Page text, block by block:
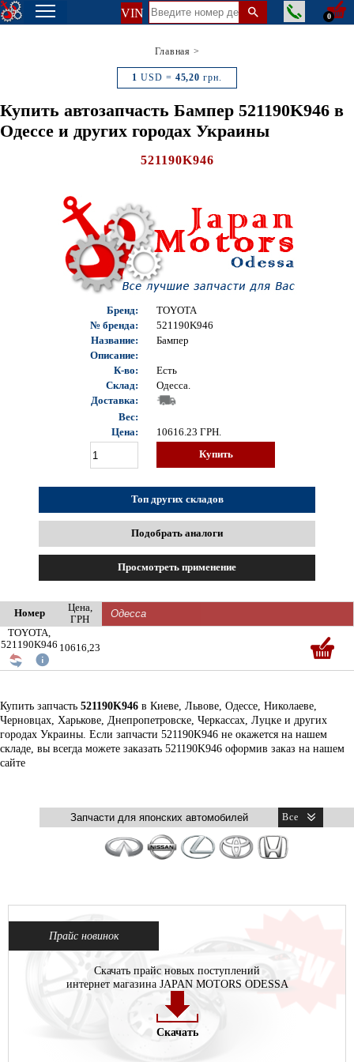
VIN 0
Главная >
1 USD = 45,20 грн.
Купить автозапчасть Бампер 521190K946 в
Одессе и других городах Украины
521190K946
Бренд:
TOYOTA
№ бренда:
521190K946
Название:
Бампер
Описание:
К-во:
Есть
Склад:
Одесса.
Доставка:
Вес:
Цена:
10616.23 ГРН.
Купить
Топ других складов
Подобрать аналоги
Просмотреть применение
Номер
Цена,
ГРН
TOYOTA,
521190K946 10616,23
Купить запчасть 521190K946 в Киеве, Львове, Одессе, Николаеве,
Черновцах, Харькове, Днепропетровске, Черкассах, Луцке и других
городах Украины. Если запчасти 521190K946 не окажется на нашем
складе, вы всегда можете заказать 521190K946 оформив заказ на нашем
сайте
Прайс новинок
Скачать прайс новых поступлений
интернет магазина JAPAN MOTORS ODESSA
Скачать